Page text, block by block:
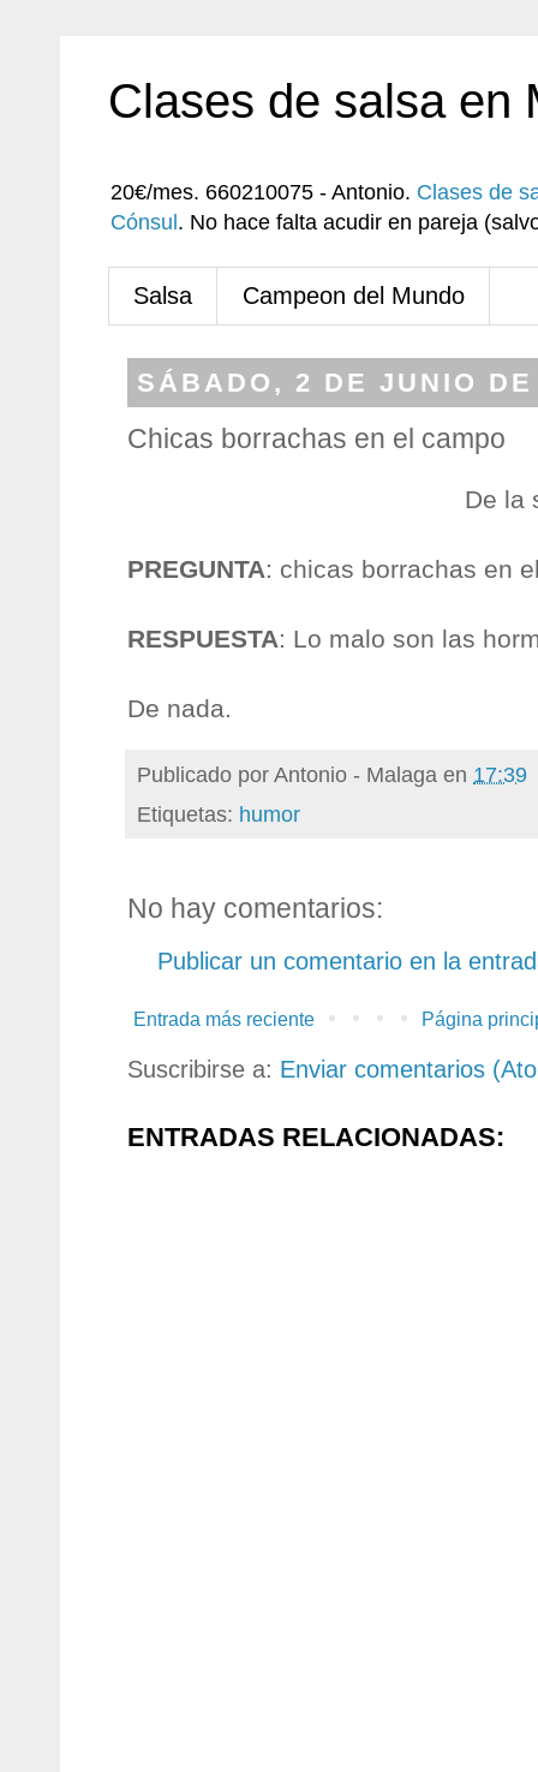
Clases de salsa en
20€/mes. 660210075 - Antonio. Clases de
Cónsul . No hace falta acudir en pareja
Salsa Campeon del Mundo
SÁBADO, 2 DE JUNIO
Chicas borrachas en el campo
De la
PREGUNTA: chicas borrachas en
RESPUESTA: Lo malo son las
De nada.
Publicado porAntonio - Malaga en 17:39
Etiquetas: humor
No hay comentarios:
Publicar un comentario en la
Entrada más reciente Página
Suscribirse a: Enviar comentarios
ENTRADAS RELACIONADAS: